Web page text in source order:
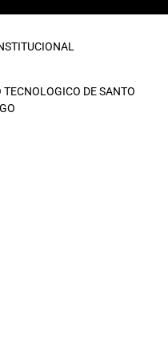
DE SANTO